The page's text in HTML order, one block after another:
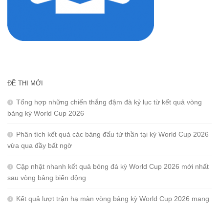
ĐỀ THI MỚI
Tổng hợp những chiến thắng đậm đà kỷ lục từ kết quả vòng
bảng kỳ World Cup 2026
Phân tích kết quả các bảng đấu tử thần tại kỳ World Cup 2026
vừa qua đầy bất ngờ
Cập nhật nhanh kết quả bóng đá kỳ World Cup 2026 mới nhất
sau vòng bảng biến động
Kết quả lượt trận hạ màn vòng bảng kỳ World Cup 2026 mang